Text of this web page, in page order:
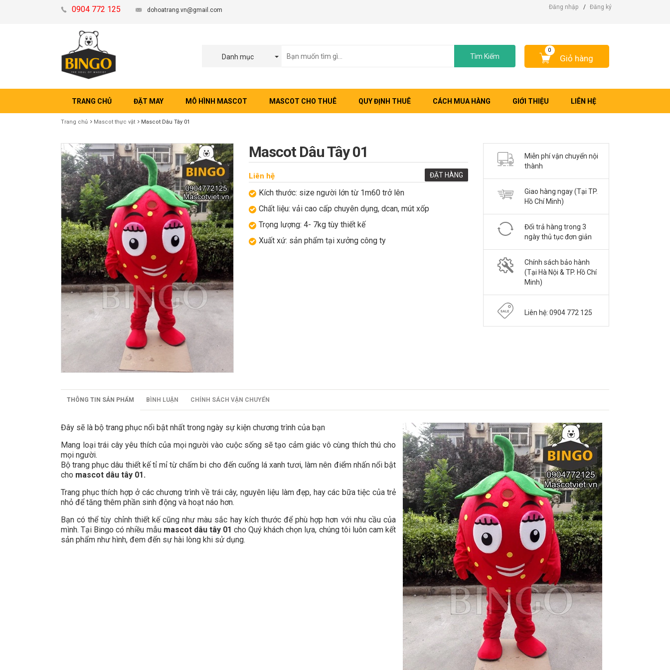
0904 772 125 dohoatrang.vn@gmail.com Đăng nhập / Đăng ký
Danh mục Tìm Kiếm Giỏ hàng
0
TRANG CHỦ ĐẶT MAY MÔ HÌNH MASCOT MASCOT CHO THUÊ QUY ĐỊNH THUÊ CÁCH MUA HÀNG GIỚI THIỆU LIÊN HỆ
Trang chủ Mascot thực vật Mascot Dâu Tây 01
Mascot Dâu Tây 01
ĐẶT HÀNG
Liên hệ
Kích thước: size người lớn từ 1m60 trở lên
Chất liệu: vải cao cấp chuyên dụng, dcan, mút xốp
Trọng lượng: 4- 7kg tùy thiết kế
Xuất xứ: sản phẩm tại xưởng công ty
Miễn phí vận chuyển nội
thành
Giao hàng ngay (Tại TP.
Hồ Chí Minh)
Đổi trả hàng trong 3
ngày thủ tục đơn giản
Chính sách bảo hành
(Tại Hà Nội & TP. Hồ Chí
Minh)
Liên hệ: 0904 772 125
THÔNG TIN SẢN PHẨM BÌNH LUẬN CHÍNH SÁCH VẬN CHUYỂN
Đây sẽ là bộ trang phục nổi bật nhất trong ngày sự kiện chương trình của bạn
Mang loại trái cây yêu thích của mọi người vào cuộc sống sẽ tạo cảm giác vô cùng thích thú cho
mọi người.
Bộ trang phục dâu thiết kế tỉ mỉ từ chấm bi cho đến cuống lá xanh tươi, làm nên điểm nhấn nổi bật
cho mascot dâu tây 01.
Trang phục thích hợp ở các chương trình về trái cây, nguyên liệu làm đẹp, hay các bữa tiệc của trẻ
nhỏ để tăng thêm phần sinh động và hoạt náo hơn.
Bạn có thể tùy chỉnh thiết kế cũng như màu sắc hay kích thước để phù hợp hơn với nhu cầu của
mình. Tại Bingo có nhiều mẫu mascot dâu tây 01 cho Quý khách chọn lựa, chúng tôi luôn cam kết
sản phẩm như hình, đem đến sự hài lòng khi sử dụng.